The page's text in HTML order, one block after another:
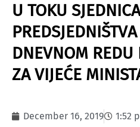
U TOKU SJEDNICA
DNEVNOM REDU
ZA VIJEĆE
December 16, 2019 1:52